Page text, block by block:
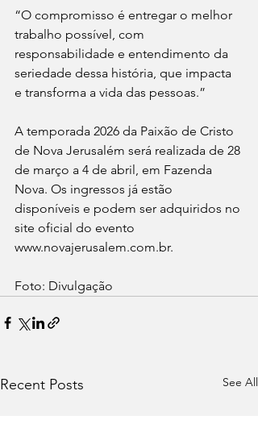
“O compromisso é entregar o melhor
trabalho possível, com
responsabilidade e entendimento da
seriedade dessa história, que impacta
e transforma a vida das pessoas.”
A temporada 2026 da Paixão de Cristo
de Nova Jerusalém será realizada de 28
de março a 4 de abril, em Fazenda
Nova. Os ingressos já estão
disponíveis e podem ser adquiridos no
site oficial do evento
www.novajerusalem.com.br.
Foto: Divulgação
Recent Posts See All